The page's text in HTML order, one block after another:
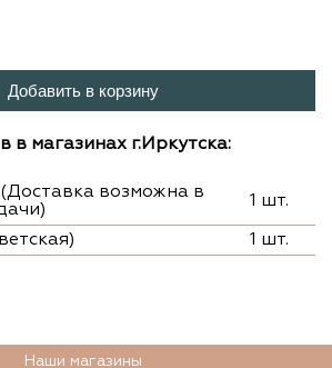
Добавить в корзину
в магазинах г.Иркутска:
возможна в
1 шт.
1 шт.
Наши магазины